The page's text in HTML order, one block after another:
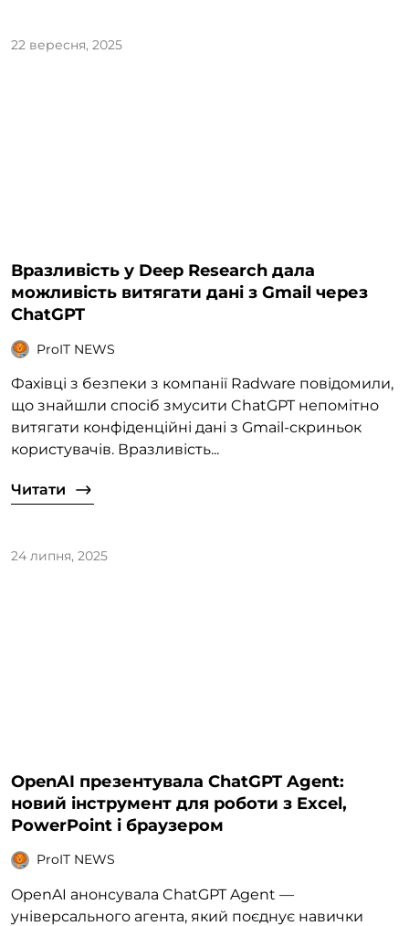
22 вересня, 2025
Вразливість у Deep Research дала
можливість витягати дані з Gmail через
ChatGPT
ProIT NEWS
Фахівці з безпеки з компанії Radware повідомили,
що знайшли спосіб змусити ChatGPT непомітно
витягати конфіденційні дані з Gmail-скриньок
користувачів. Вразливість...
Читати
24 липня, 2025
OpenAI презентувала ChatGPT Agent:
новий інструмент для роботи з Excel,
PowerPoint і браузером
ProIT NEWS
OpenAI анонсувала ChatGPT Agent —
універсального агента, який поєднує навички